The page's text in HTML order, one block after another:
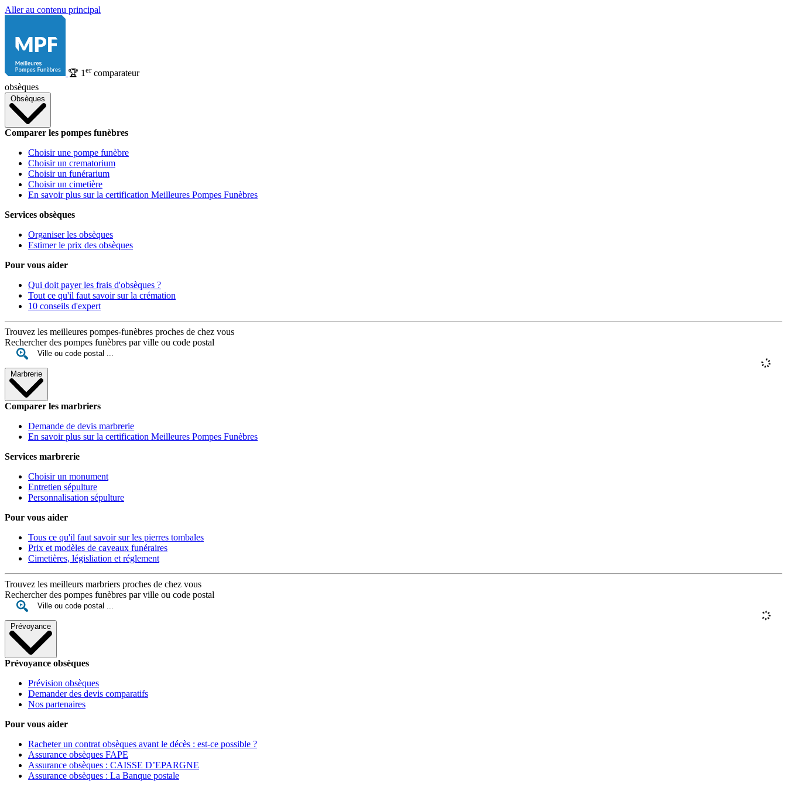
Aller au contenu principal
🏆 1 ercomparateur
obsèques
Obsèques
Comparer les pompes funèbres
Choisir une pompe funèbre
Choisir un crematorium
Choisir un funérarium
Choisir un cimetière
En savoir plus sur la certification Meilleures Pompes Funèbres
Services obsèques
Organiser les obsèques
Estimer le prix des obsèques
Pour vous aider
Qui doit payer les frais d'obsèques ?
Tout ce qu'il faut savoir sur la crémation
10 conseils d'expert
Trouvez les meilleures pompes-funèbres proches de chez vous
Rechercher des pompes funèbres par ville ou code postal
Marbrerie
Comparer les marbriers
Demande de devis marbrerie
En savoir plus sur la certification Meilleures Pompes Funèbres
Services marbrerie
Choisir un monument
Entretien sépulture
Personnalisation sépulture
Pour vous aider
Tous ce qu'il faut savoir sur les pierres tombales
Prix et modèles de caveaux funéraires
Cimetières, législiation et réglement
Trouvez les meilleurs marbriers proches de chez vous
Rechercher des pompes funèbres par ville ou code postal
Prévoyance
Prévoyance obsèques
Prévision obsèques
Demander des devis comparatifs
Nos partenaires
Pour vous aider
Racheter un contrat obsèques avant le décès : est-ce possible ?
Assurance obsèques FAPE
Assurance obsèques : CAISSE D’EPARGNE
Assurance obsèques : La Banque postale